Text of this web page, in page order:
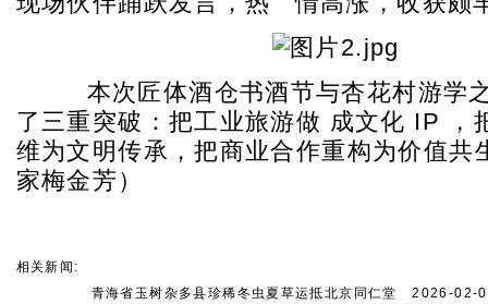
本次匠体酒仓书酒节与杏花村游学
了三重突破：把工业旅游做 成文化 IP ，
维为文明传承，把商业合作重构为价值共
家梅金芳）
相关新闻:
青海省玉树杂多县珍稀冬虫夏草运抵北京同仁堂
2026-02-